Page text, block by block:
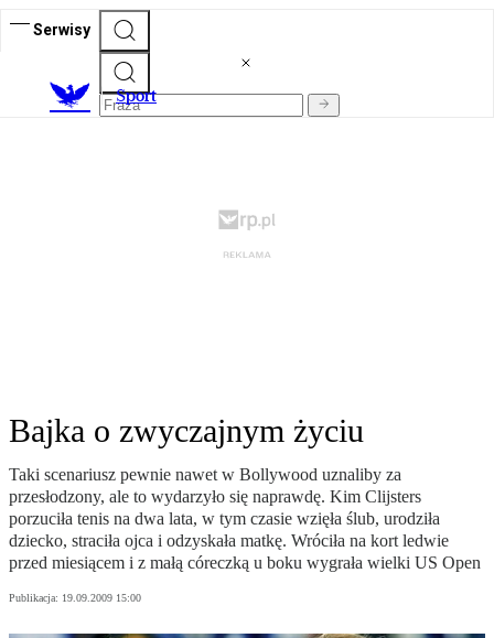
Serwisy
Sport
Bajka o zwyczajnym życiu
Taki scenariusz pewnie nawet w Bollywood uznaliby za
przesłodzony, ale to wydarzyło się naprawdę. Kim Clijsters
porzuciła tenis na dwa lata, w tym czasie wzięła ślub, urodziła
dziecko, straciła ojca i odzyskała matkę. Wróciła na kort ledwie
przed miesiącem i z małą córeczką u boku wygrała wielki US Open
Publikacja: 19.09.2009 15:00